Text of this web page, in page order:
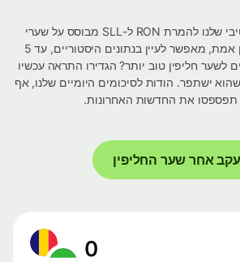
התרשים האינטראקטיבי שלנו להמרת RON ל-SLL מבוסס על שערי
חליפין אמצעיים בזמן אמת, מאפשר לעיין בנתונים היסטוריים, עד 5
חליפין טוב יותר? הגדירו התראה עכשיו
ישתפר. הודות לסיכומים היומיים שלנו, אף
את החדשות האחרונות.
אחר שער החליפין